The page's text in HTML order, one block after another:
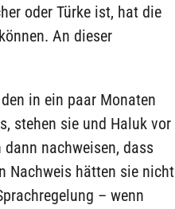
oder Türke ist, hat die
An dieser
in ein paar Monaten
stehen sie und Haluk vor
nachweisen, dass
Nachweis hätten sie nicht
– wenn